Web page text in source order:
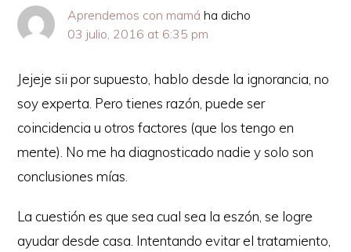
Aprendemos con mamá ha dicho
03 julio, 2016 at 6:35 pm
Jejeje sii por supuesto, hablo desde la ignorancia, no
soy experta. Pero tienes razón, puede ser
coincidencia u otros factores (que los tengo en
mente). No me ha diagnosticado nadie y solo son
conclusiones mías.
La cuestión es que sea cual sea la eszón, se logre
ayudar desde casa. Intentando evitar el tratamiento,